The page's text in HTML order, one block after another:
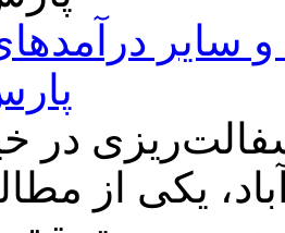
سایر
پارس